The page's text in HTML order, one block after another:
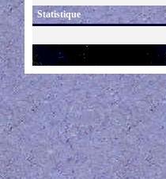
Statistique